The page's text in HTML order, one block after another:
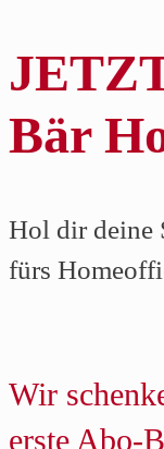
Bär
Hol dir deine
fürs
Wir
erste Abo-